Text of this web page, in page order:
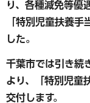
り、各種減免等優
「特別児童扶養
した。
千葉市では引き続
より、「特別児童
交付します。